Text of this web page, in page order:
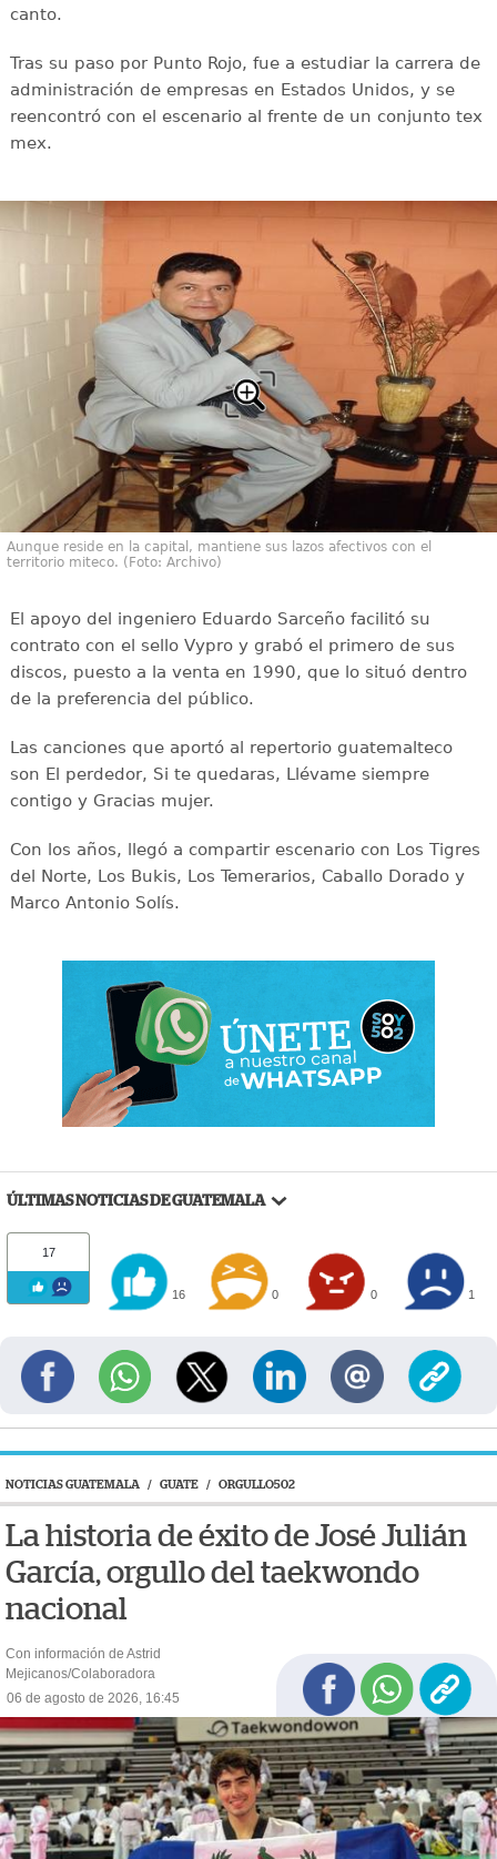
canto.
Tras su paso por Punto Rojo, fue a estudiar la carrera de
administración de empresas en Estados Unidos, y se
reencontró con el escenario al frente de un conjunto tex
mex.
Aunque reside en la capital, mantiene sus lazos afectivos con el
territorio miteco. (Foto: Archivo)
El apoyo del ingeniero Eduardo Sarceño facilitó su
contrato con el sello Vypro y grabó el primero de sus
discos, puesto a la venta en 1990, que lo situó dentro
de la preferencia del público.
Las canciones que aportó al repertorio guatemalteco
son El perdedor, Si te quedaras, Llévame siempre
contigo y Gracias mujer.
Con los años, llegó a compartir escenario con Los Tigres
del Norte, Los Bukis, Los Temerarios, Caballo Dorado y
Marco Antonio Solís.
ÚLTIMAS NOTICIAS DE GUATEMALA
17
16 0 0 1
NOTICIAS GUATEMALA / GUATE / ORGULLO502
La historia de éxito de José Julián
García, orgullo del taekwondo
nacional
Con información de Astrid
Mejicanos/Colaboradora
06 de agosto de 2026, 16:45